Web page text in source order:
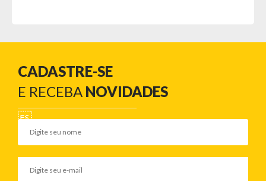
CADASTRE-SE
E RECEBA NOVIDADES